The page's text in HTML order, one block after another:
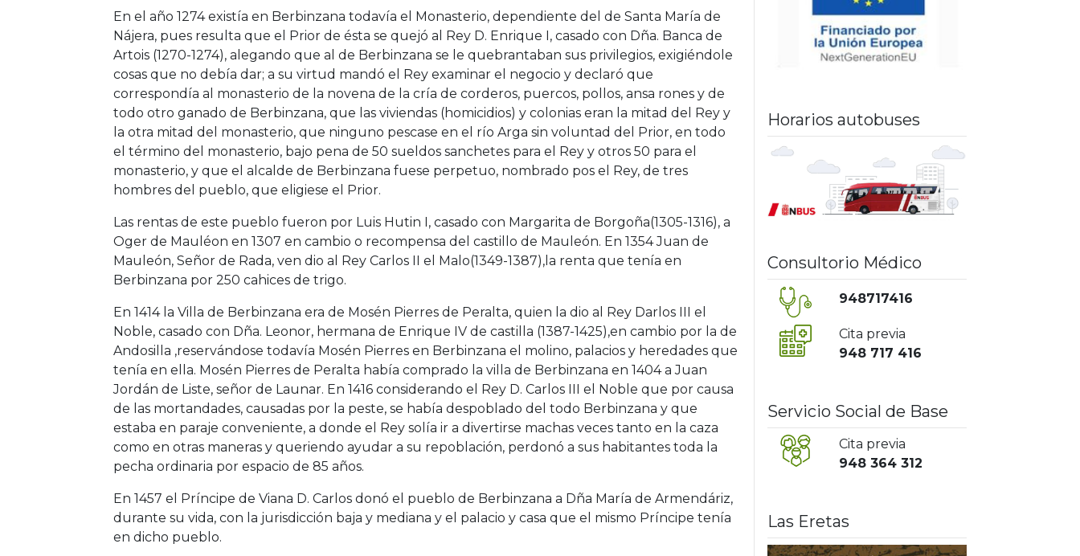
En el año 1274 existía en Berbinzana todavía el Monasterio, dependiente del de Santa María de
Nájera, pues resulta que el Prior de ésta se quejó al Rey D. Enrique I, casado con Dña. Banca de
Artois (1270-1274), alegando que al de Berbinzana se le quebrantaban sus privilegios, exigiéndole
cosas que no debía dar; a su virtud mandó el Rey examinar el negocio y declaró que
correspondía al monasterio de la novena de la cría de corderos, puercos, pollos, ansa rones y de
todo otro ganado de Berbinzana, que las viviendas (homicidios) y colonias eran la mitad del Rey y
la otra mitad del monasterio, que ninguno pescase en el río Arga sin voluntad del Prior, en todo
el término del monasterio, bajo pena de 50 sueldos sanchetes para el Rey y otros 50 para el
monasterio, y que el alcalde de Berbinzana fuese perpetuo, nombrado pos el Rey, de tres
hombres del pueblo, que eligiese el Prior.
Las rentas de este pueblo fueron por Luis Hutin I, casado con Margarita de Borgoña(1305-1316), a
Oger de Mauléon en 1307 en cambio o recompensa del castillo de Mauleón. En 1354 Juan de
Mauleón, Señor de Rada, ven dio al Rey Carlos II el Malo(1349-1387),la renta que tenía en
Berbinzana por 250 cahices de trigo.
En 1414 la Villa de Berbinzana era de Mosén Pierres de Peralta, quien la dio al Rey Darlos III el
Noble, casado con Dña. Leonor, hermana de Enrique IV de castilla (1387-1425),en cambio por la de
Andosilla ,reservándose todavía Mosén Pierres en Berbinzana el molino, palacios y heredades que
tenía en ella. Mosén Pierres de Peralta había comprado la villa de Berbinzana en 1404 a Juan
Jordán de Liste, señor de Launar. En 1416 considerando el Rey D. Carlos III el Noble que por causa
de las mortandades, causadas por la peste, se había despoblado del todo Berbinzana y que
estaba en paraje conveniente, a donde el Rey solía ir a divertirse machas veces tanto en la caza
como en otras maneras y queriendo ayudar a su repoblación, perdonó a sus habitantes toda la
pecha ordinaria por espacio de 85 años.
En 1457 el Príncipe de Viana D. Carlos donó el pueblo de Berbinzana a Dña María de Armendáriz,
durante su vida, con la jurisdicción baja y mediana y el palacio y casa que el mismo Príncipe tenía
en dicho pueblo.
Horarios autobuses
Consultorio Médico
948717416
Cita previa
948 717 416
Servicio Social de Base
Cita previa
948 364 312
Las Eretas